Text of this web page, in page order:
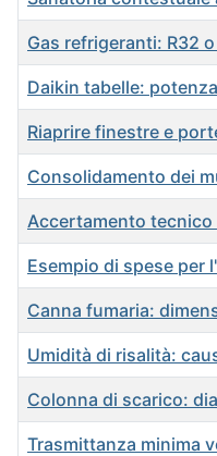
Gas refrigeranti: R32
Daikin tabelle:
Riaprire finestre e
Consolidamento dei
Accertamento
Esempio di spese per
Canna fumaria:
Umidità di risalità:
Colonna di scarico:
Trasmittanza minima